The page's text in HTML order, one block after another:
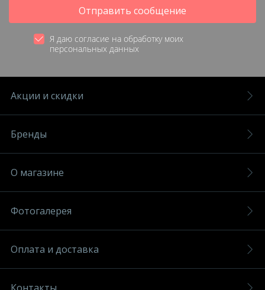
Отправить сообщение
Я даю согласие на обработку моих
персональных данных
Акции и скидки
Бренды
О магазине
Фотогалерея
Оплата и доставка